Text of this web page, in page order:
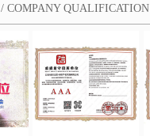
/ COMPANY QUALIFICATION